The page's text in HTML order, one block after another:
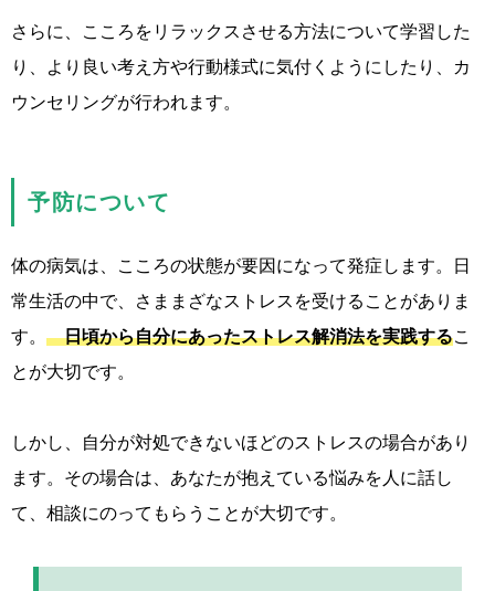
さらに、こころをリラックスさせる方法について学習した
り、より良い考え方や行動様式に気付くようにしたり、カ
ウンセリングが行われます。
予防について
体の病気は、こころの状態が要因になって発症します。日
常生活の中で、さままざなストレスを受けることがありま
す。 日頃から自分にあったストレス解消法を実践するこ
とが大切です。
しかし、自分が対処できないほどのストレスの場合があり
ます。その場合は、あなたが抱えている悩みを人に話し
て、相談にのってもらうことが大切です。